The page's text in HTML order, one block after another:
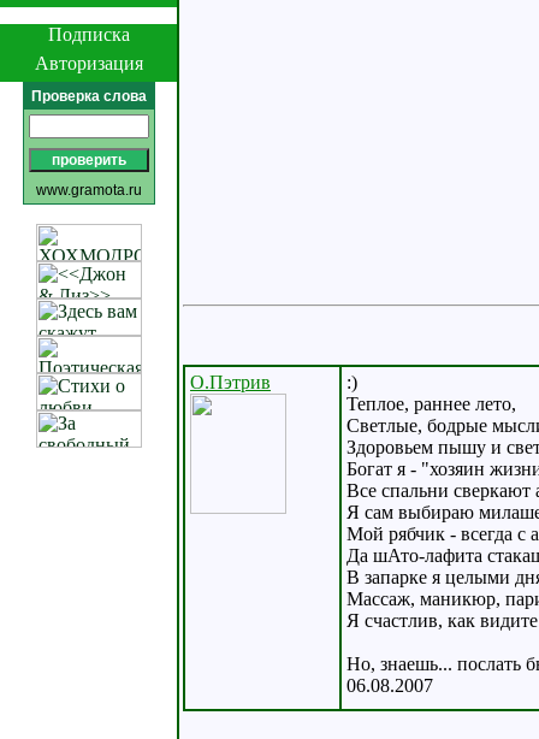
Подписка
Авторизация
Проверка слова
www.gramota.ru
О.Пэтрив
:)
Теплое, раннее лето,
Светлые, бодрые
Здоровьем пышу и
Богат я - "хозяин
Все спальни сверкают
Я сам выбираю
Мой рябчик - всегда с
Да шАто-лафита
В запарке я целыми
Массаж, маникюр,
Я счастлив, как
Но, знаешь... послать
06.08.2007